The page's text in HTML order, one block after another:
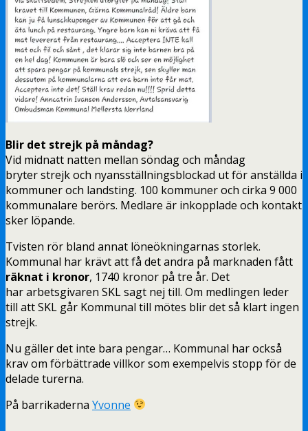
Blir det strejk på måndag?
Vid midnatt natten mellan söndag och måndag
bryter strejk och nyansställningsblockad ut för anställda i
kommuner och landsting. 100 kommuner och cirka 9 000
kommunalare berörs. Medlare är inkopplade och kontakt
sker löpande.
Tvisten rör bland annat löneökningarnas storlek.
Kommunal har krävt att få det andra på marknaden fått
räknat i kronor, 1740 kronor på tre år. Det
har arbetsgivaren SKL sagt nej till. Om medlingen leder
till att SKL går Kommunal till mötes blir det så klart ingen
strejk.
Nu gäller det inte bara pengar… Kommunal har också
krav om förbättrade villkor som exempelvis stopp för de
delade turerna.
På barrikaderna Yvonne